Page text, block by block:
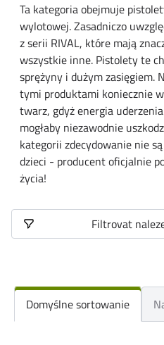
Ta kategoria obejmuje
wylotowej. Zasadniczo
z serii RIVAL, które mają
wszystkie inne. Pistolety te
sprężyny i dużym zasięgiem.
tymi produktami koniecznie
twarz, gdyż energia
mogłaby niezawodnie
kategorii zdecydowanie nie
dzieci - producent oficjalnie
życia!
Filtrovat
Domyślne sortowanie